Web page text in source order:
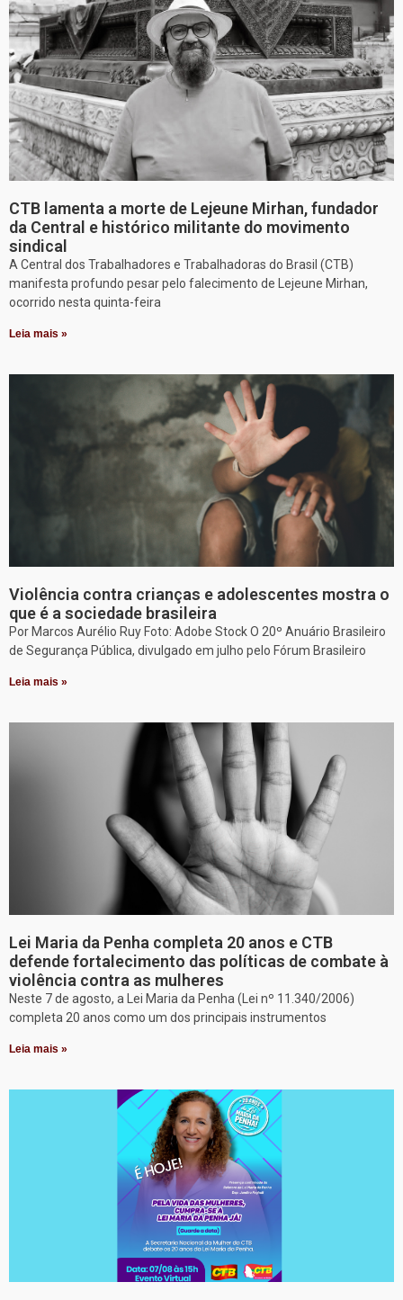
CTB lamenta a morte de Lejeune Mirhan, fundador
da Central e histórico militante do movimento
sindical
A Central dos Trabalhadores e Trabalhadoras do Brasil (CTB)
manifesta profundo pesar pelo falecimento de Lejeune Mirhan,
ocorrido nesta quinta-feira
Leia mais »
Violência contra crianças e adolescentes mostra o
que é a sociedade brasileira
Por Marcos Aurélio Ruy Foto: Adobe Stock O 20º Anuário Brasileiro
de Segurança Pública, divulgado em julho pelo Fórum Brasileiro
Leia mais »
Lei Maria da Penha completa 20 anos e CTB
defende fortalecimento das políticas de combate à
violência contra as mulheres
Neste 7 de agosto, a Lei Maria da Penha (Lei nº 11.340/2006)
completa 20 anos como um dos principais instrumentos
Leia mais »